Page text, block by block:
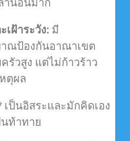
านอนมาก
เฝ้าระวัง: มี
ณป้องกันอาณาเขต
รัวสูง แต่ไม่ก้าวร้าว
ตุผล
ป็นอิสระและมักคิดเอง
ท้าทาย